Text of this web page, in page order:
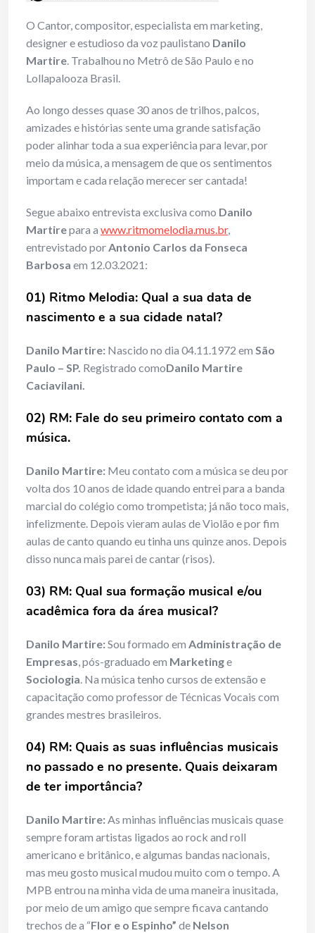
O Cantor, compositor, especialista em marketing,
designer e estudioso da voz paulistano Danilo
Martire. Trabalhou no Metrô de São Paulo e no
Lollapalooza Brasil.
Ao longo desses quase 30 anos de trilhos, palcos,
amizades e histórias sente uma grande satisfação
poder alinhar toda a sua experiência para levar, por
meio da música, a mensagem de que os sentimentos
importam e cada relação merecer ser cantada!
Segue abaixo entrevista exclusiva como Danilo
Martirepara a www.ritmomelodia.mus.br,
entrevistado porAntonio Carlos da Fonseca
Barbosa em 12.03.2021:
01) Ritmo Melodia: Qual a sua data de
nascimento e a sua cidade natal?
Danilo Martire: Nascido no dia 04.11.1972 em São
Paulo – SP. Registrado comoDanilo Martire
Caciavilani.
02) RM: Fale do seu primeiro contato com a
música.
Danilo Martire: Meu contato com a música se deu por
volta dos 10 anos de idade quando entrei para a banda
marcial do colégio como trompetista; já não toco mais,
infelizmente. Depois vieram aulas de Violão e por fim
aulas de canto quando eu tinha uns quinze anos. Depois
disso nunca mais parei de cantar (risos).
03) RM: Qual sua formação musical e/ou
acadêmica fora da área musical?
Danilo Martire:Sou formado em Administração de
Empresas, pós-graduado em Marketinge
Sociologia. Na música tenho cursos de extensão e
capacitação como professor de Técnicas Vocais com
grandes mestres brasileiros.
04) RM: Quais as suas influências musicais
no passado e no presente. Quais deixaram
de ter importância?
Danilo Martire:As minhas influências musicais quase
sempre foram artistas ligados ao rock and roll
americano e britânico, e algumas bandas nacionais,
mas meu gosto musical mudou muito com o tempo. A
MPB entrou na minha vida de uma maneira inusitada,
por meio de um amigo que sempre ficava cantando
trechos de a “Flor e o Espinho” de Nelson